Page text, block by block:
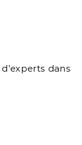
dans